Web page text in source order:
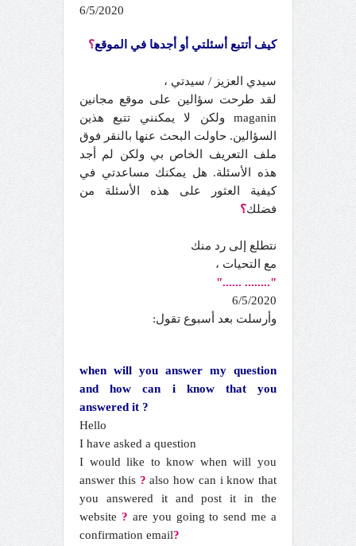
6/5/2020
كيف أتتبع أسئلتي أو أجدها في الموقع؟
سيدي العزيز / سيدتي ،
لقد طرحت سؤالين على موقع مجانين
maganin ولكن لا يمكنني تتبع هذين
السؤالين. حاولت البحث عنها بالنقر فوق
ملف التعريف الخاص بي ولكن لم أجد
هذه الأسئلة. هل يمكنك مساعدتي في
كيفية العثور على هذه الأسئلة من
فضلك؟
نتطلع إلى رد منك
مع التحيات ،
"........
......"
6/5/2020
وأرسلت بعد أسبوع تقول:
when will you answer my question
and how can i know that you
answered it ?
Hello
I have asked a question
I would like to know when will you
answer this ?also how can i know that
you answered it and post it in the
website ? are you going to send me a
confirmation email?